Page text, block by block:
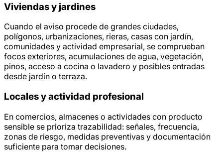
Viviendas y jardines
Cuando el aviso procede de grandes ciudades,
polígonos, urbanizaciones, rieras, casas con jardín,
comunidades y actividad empresarial, se comprueban
focos exteriores, acumulaciones de agua, vegetación,
pinos, acceso a cocina o lavadero y posibles entradas
desde jardín o terraza.
Locales y actividad profesional
En comercios, almacenes o actividades con producto
sensible se prioriza trazabilidad: señales, frecuencia,
zonas de riesgo, medidas preventivas y documentación
suficiente para tomar decisiones.